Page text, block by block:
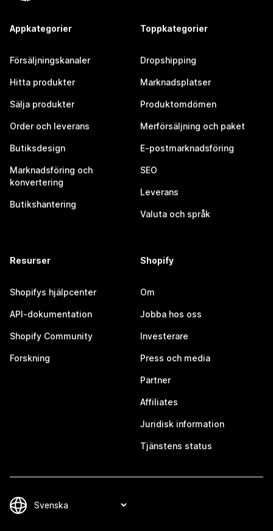
Appkategorier
Försäljningskanaler
Hitta produkter
Sälja produkter
Order och leverans
Butiksdesign
Marknadsföring och
konvertering
Butikshantering
Toppkategorier
Dropshipping
Marknadsplatser
Produktomdömen
Merförsäljning och paket
E-postmarknadsföring
SEO
Leverans
Valuta och språk
Resurser
Shopifys hjälpcenter
API-dokumentation
Shopify Community
Forskning
Shopify
Om
Jobba hos oss
Investerare
Press och media
Partner
Affiliates
Juridisk information
Tjänstens status